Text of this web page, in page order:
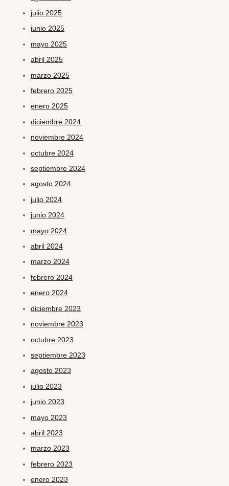
julio 2025
junio 2025
mayo 2025
abril 2025
marzo 2025
febrero 2025
enero 2025
diciembre 2024
noviembre 2024
octubre 2024
septiembre 2024
agosto 2024
julio 2024
junio 2024
mayo 2024
abril 2024
marzo 2024
febrero 2024
enero 2024
diciembre 2023
noviembre 2023
octubre 2023
septiembre 2023
agosto 2023
julio 2023
junio 2023
mayo 2023
abril 2023
marzo 2023
febrero 2023
enero 2023